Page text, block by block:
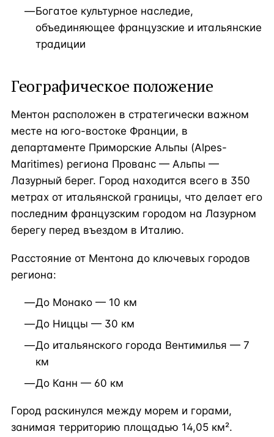
Богатое культурное наследие,
объединяющее французские и итальянские
традиции
Географическое положение
Ментон расположен в стратегически важном
месте на юго-востоке Франции, в
департаменте Приморские Альпы (Alpes-
Maritimes) региона Прованс — Альпы —
Лазурный берег. Город находится всего в 350
метрах от итальянской границы, что делает его
последним французским городом на Лазурном
берегу перед въездом в Италию.
Расстояние от Ментона до ключевых городов
региона:
До Монако — 10 км
До Ниццы — 30 км
До итальянского города Вентимилья — 7
км
До Канн — 60 км
Город раскинулся между морем и горами,
занимая территорию площадью 14,05 км².